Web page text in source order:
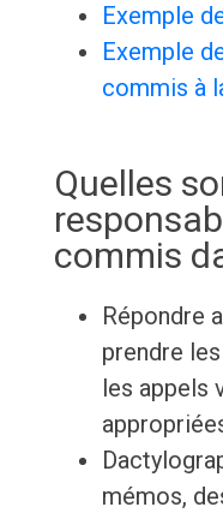
Exemple
Exemple
commis à
Quelles
commis
Répondre
prendre
les appels
mémos,